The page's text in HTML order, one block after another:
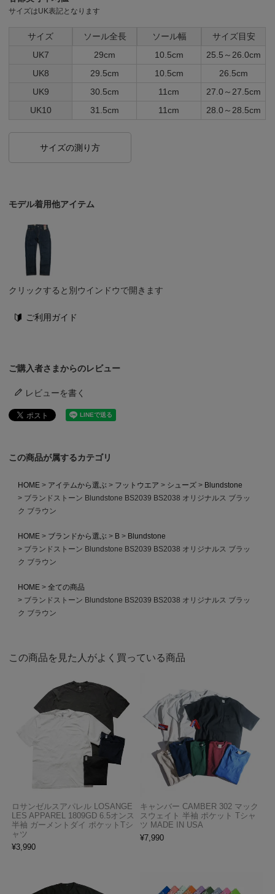
サイズはUK表記となります
サイズ ソール全長 ソール幅
サイズ目安
UK7
29cm 10.5cm
25.5～26.0cm
UK8
29.5cm 10.5cm
26.5cm
UK9
30.5cm 11cm
27.0～27.5cm
UK10
31.5cm 11cm 28.0～28.5cm
サイズの測り方
モデル着用他アイテム
クリックすると別ウインドウで開きます
ご利用ガイド
ご購入者さまからのレビュー
レビューを書く
この商品が属するカテゴリ
HOME アイテムから選ぶ フットウエア シューズ
Blundstone
ブランドストーン Blundstone BS2039 BS2038 オリジナルス ブラッ
ク ブラウン
HOME ブランドから選ぶ B
Blundstone
ブランドストーン Blundstone BS2039 BS2038 オリジナルス ブラッ
ク ブラウン
HOME
全ての商品
ブランドストーン Blundstone BS2039 BS2038 オリジナルス ブラッ
ク ブラウン
この商品を見た人がよく買っている商品
ロサンゼルスアパレル LOSANGE
LES APPAREL 1809GD 6.5オンス
半袖 ガーメントダイ ポケットTシ
ャツ
¥3,990
キャンバー CAMBER 302 マック
スウェイト 半袖 ポケット Tシャ
ツ MADE IN USA
¥7,990